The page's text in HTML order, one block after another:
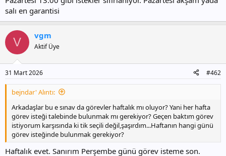
salı en garantisi
V vgm
Aktif Üye
31 Mart 2026 #462
bejndar' Alıntı:
Arkadaşlar bu e sınav da görevler haftalık mı oluyor? Yani her hafta
görev isteği talebinde bulunmak mı gerekiyor? Geçen baktım görev
istiyorum karşısında ki tik seçili değil,şaşırdım...Haftanın hangi günü
görev isteğinde bulunmak gerekiyor?
Haftalık evet. Sanırım Perşembe günü görev isteme son.